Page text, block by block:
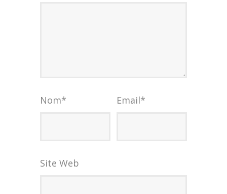
Nom* Email*
Site Web